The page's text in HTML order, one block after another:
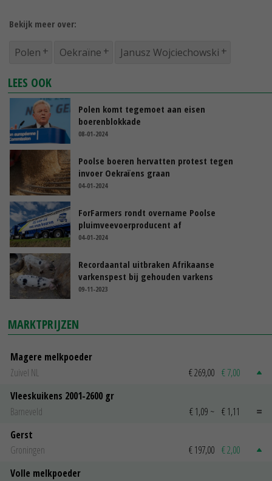
Bekijk meer over:
Polen Oekraïne Janusz Wojciechowski
LEES OOK
Polen komt tegemoet aan eisen
boerenblokkade
08-01-2024
Poolse boeren hervatten protest tegen
invoer Oekraïens graan
04-01-2024
ForFarmers rondt overname Poolse
pluimveevoerproducent af
04-01-2024
Recordaantal uitbraken Afrikaanse
varkenspest bij gehouden varkens
09-11-2023
MARKTPRIJZEN
Magere melkpoeder
Zuivel NL
€ 269,00 € 7,00
Vleeskuikens 2001-2600 gr
Barneveld
€ 1,09 ~ € 1,11
Gerst
Groningen
€ 197,00 € 2,00
Volle melkpoeder